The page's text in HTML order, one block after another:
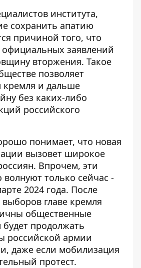
института,
сохранить апатию
причиной того, что
заявлений
вторжения. Такое
позволяет
и дальше
без каких-либо
российского
понимает, что новая
вызовет широкое
Впрочем, эти
волнуют только сейчас -
2024 года. После
главе кремля
общественные
продолжать
российской армии
даже если мобилизация
протест.